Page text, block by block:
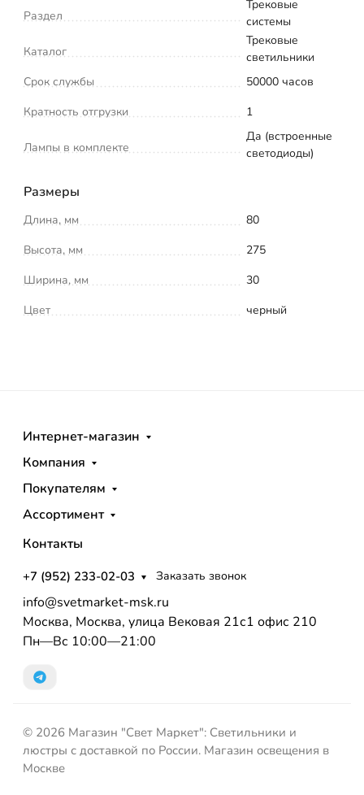
Раздел
Трековые
системы
Каталог
Трековые
светильники
Срок службы
50000 часов
Кратность отгрузки
1
Лампы в комплекте
Да (встроенные
светодиоды)
Размеры
Длина, мм
80
Высота, мм
275
Ширина, мм
30
Цвет
черный
Интернет-магазин
Компания
Покупателям
Ассортимент
Контакты
+7 (952) 233-02-03 Заказать звонок
info@svetmarket-msk.ru
Москва, Москва, улица Вековая 21с1 офис 210
Пн—Вс 10:00—21:00
© 2026 Магазин "Свет Маркет": Светильники и
люстры с доставкой по России. Магазин освещения в
Москве